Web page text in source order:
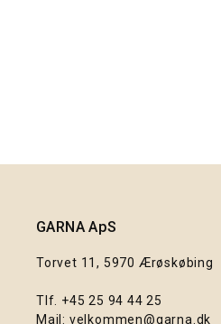
GARNA ApS
Torvet 11, 5970 Ærøskøbing
Tlf. +45 25 94 44 25
Mail: velkommen@garna.dk